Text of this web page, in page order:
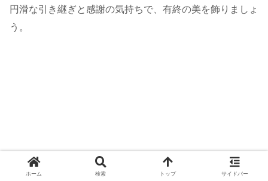
円滑な引き継ぎと感謝の気持ちで、有終の美を飾りましょ
う。
ホーム 検索 トップ サイドバー